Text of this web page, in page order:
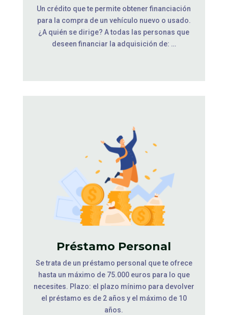
Un crédito que te permite obtener financiación
para la compra de un vehículo nuevo o usado.
¿A quién se dirige? A todas las personas que
deseen financiar la adquisición de: …
Préstamo Personal
Se trata de un préstamo personal que te ofrece
hasta un máximo de 75.000 euros para lo que
necesites. Plazo: el plazo mínimo para devolver
el préstamo es de 2 años y el máximo de 10
años.